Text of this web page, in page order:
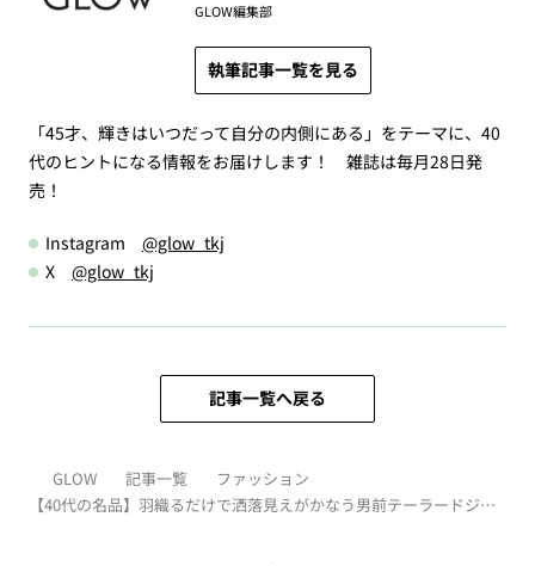
GLOW編集部
執筆記事一覧を見る
「45才、輝きはいつだって自分の内側にある」をテーマに、40
代のヒントになる情報をお届けします！ 雑誌は毎月28日発
売！
Instagram @glow_tkj
X @glow_tkj
記事一覧へ戻る
GLOW 記事一覧
ファッション
【40代の名品】羽織るだけで洒落見えがかなう男前テーラードジャ